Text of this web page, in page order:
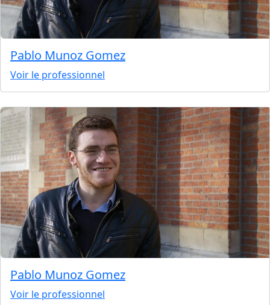
Pablo Munoz Gomez
Voir le professionnel
Pablo Munoz Gomez
Voir le professionnel